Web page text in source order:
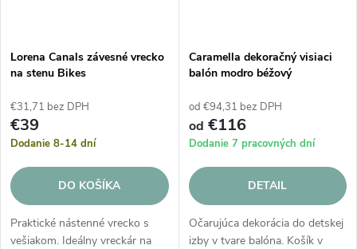
Lorena Canals závesné vrecko
na stenu Bikes
€31,71 bez DPH
€39
Dodanie 8-14 dní
DO KOŠÍKA
Praktické nástenné vrecko s
vešiakom. Ideálny vreckár na
Caramella dekoračný visiaci
balón modro béžový
od €94,31 bez DPH
od €116
Dodanie 7 pracovných dní
DETAIL
Očarujúca dekorácia do detskej
izby v tvare balóna. Košík v